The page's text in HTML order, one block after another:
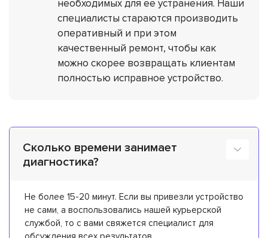
необходимых для ее устранения. Наши
специалисты стараются производить
оперативный и при этом
качественный ремонт, чтобы как
можно скорее возвращать клиентам
полностью исправное устройство.
Сколько времени занимает
диагностика?
Не более 15-20 минут. Если вы привезли устройство
не сами, а воспользовались нашей курьерской
службой, то с вами свяжется специалист для